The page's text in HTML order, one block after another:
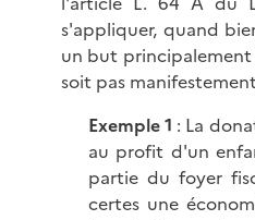
s'appliquer, quand
un but principalement
soit pas
Exemple 1 : La
au profit d'un
partie du foyer
certes une